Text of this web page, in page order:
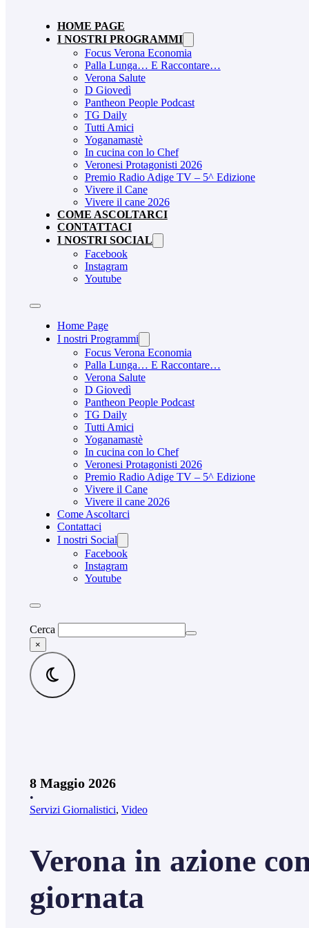
HOME PAGE
I NOSTRI PROGRAMMI
Focus Verona Economia
Palla Lunga… E Raccontare…
Verona Salute
D Giovedì
Pantheon People Podcast
TG Daily
Tutti Amici
Yoganamastè
In cucina con lo Chef
Veronesi Protagonisti 2026
Premio Radio Adige TV – 5^ Edizione
Vivere il Cane
Vivere il cane 2026
COME ASCOLTARCI
CONTATTACI
I NOSTRI SOCIAL
Facebook
Instagram
Youtube
Home Page
I nostri Programmi
Focus Verona Economia
Palla Lunga… E Raccontare…
Verona Salute
D Giovedì
Pantheon People Podcast
TG Daily
Tutti Amici
Yoganamastè
In cucina con lo Chef
Veronesi Protagonisti 2026
Premio Radio Adige TV – 5^ Edizione
Vivere il Cane
Vivere il cane 2026
Come Ascoltarci
Contattaci
I nostri Social
Facebook
Instagram
Youtube
Cerca
×
8 Maggio 2026
•
Servizi Giornalistici, Video
Verona in azione
giornata